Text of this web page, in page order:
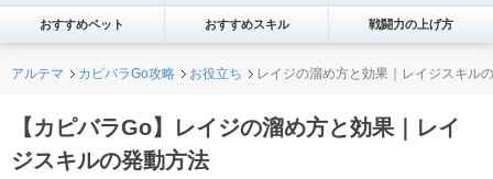
おすすめペット おすすめスキル 戦闘力の上げ方
アルテマ カピバラGo攻略 お役立ち レイジの溜め方と効果｜レイジスキル
【カピバラGo】レイジの溜め方と効果｜レイ
ジスキルの発動方法